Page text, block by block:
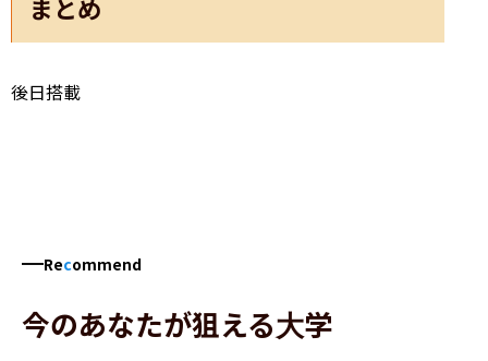
まとめ
後日搭載
Recommend
今のあなたが狙える大学